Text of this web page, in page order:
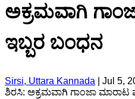
ಅಕ್ರಮವಾಗಿ
ಇಬ್ಬರ ಬಂಧನ
Sirsi, Uttara Kannada
Jul 5,
ಶಿರಸಿ: ಅಕ್ರಮವಾಗಿ ಗಾಂಜಾ ಮಾರಾಟ